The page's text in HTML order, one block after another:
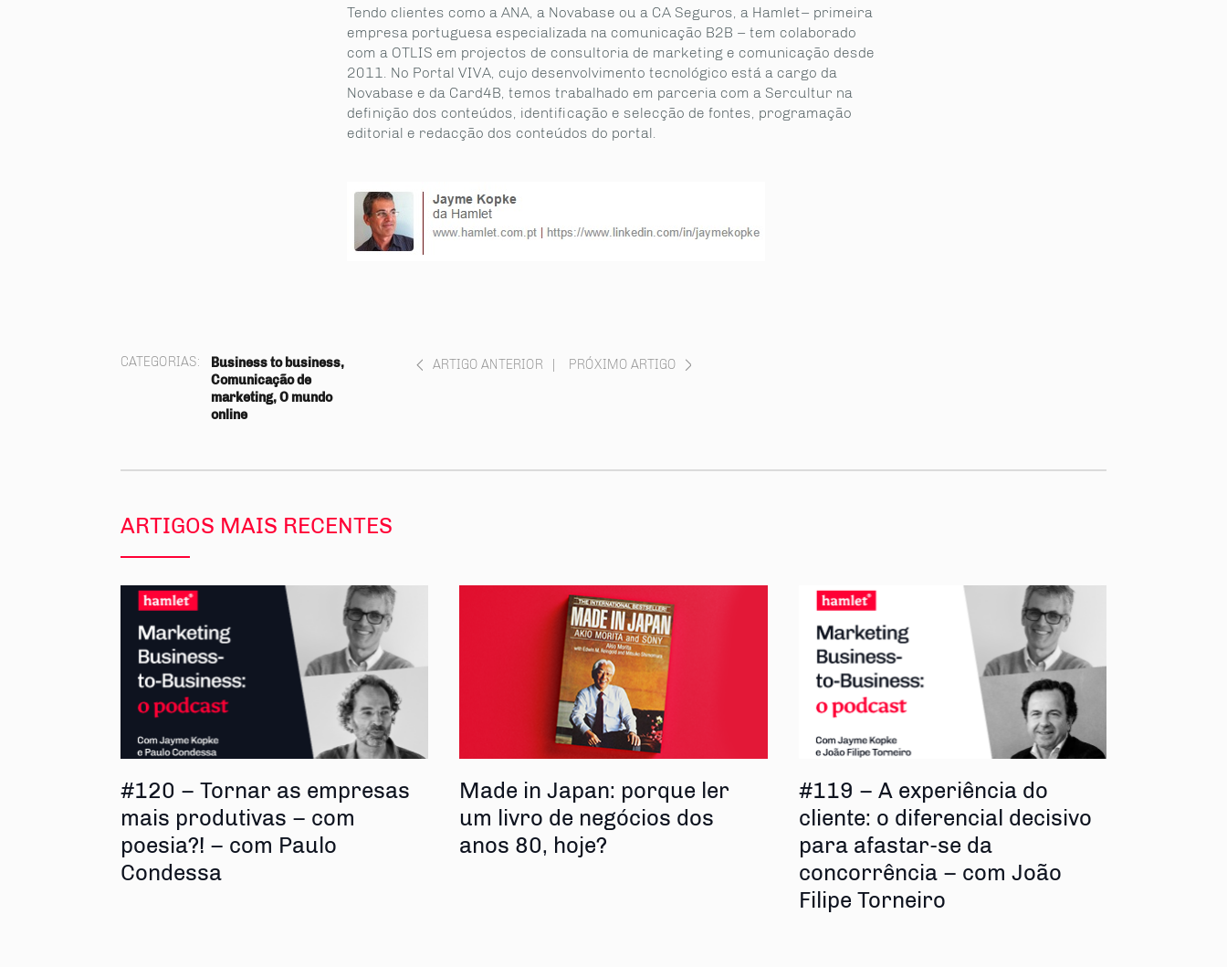
Tendo clientes como a ANA, a Novabase ou a CA Seguros, a Hamlet– primeira
empresa portuguesa especializada na comunicação B2B – tem colaborado
com a OTLIS em projectos de consultoria de marketing e comunicação desde
2011. No Portal VIVA, cujo desenvolvimento tecnológico está a cargo da
Novabase e da Card4B, temos trabalhado em parceria com a Sercultur na
definição dos conteúdos, identificação e selecção de fontes, programação
editorial e redacção dos conteúdos do portal.
CATEGORIAS:
Business to business,
Comunicação de
marketing, O mundo
online
ARTIGO ANTERIOR PRÓXIMO ARTIGO
ARTIGOS MAIS RECENTES
#120 – Tornar as empresas
mais produtivas – com
poesia?! – com Paulo
Condessa
Made in Japan: porque ler
um livro de negócios dos
anos 80, hoje?
#119 – A experiência do
cliente: o diferencial decisivo
para afastar-se da
concorrência – com João
Filipe Torneiro